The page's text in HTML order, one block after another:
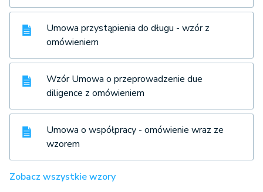
Umowa przystąpienia do długu - wzór z
omówieniem
Wzór Umowa o przeprowadzenie due
diligence z omówieniem
Umowa o współpracy - omówienie wraz ze
wzorem
Zobacz wszystkie wzory